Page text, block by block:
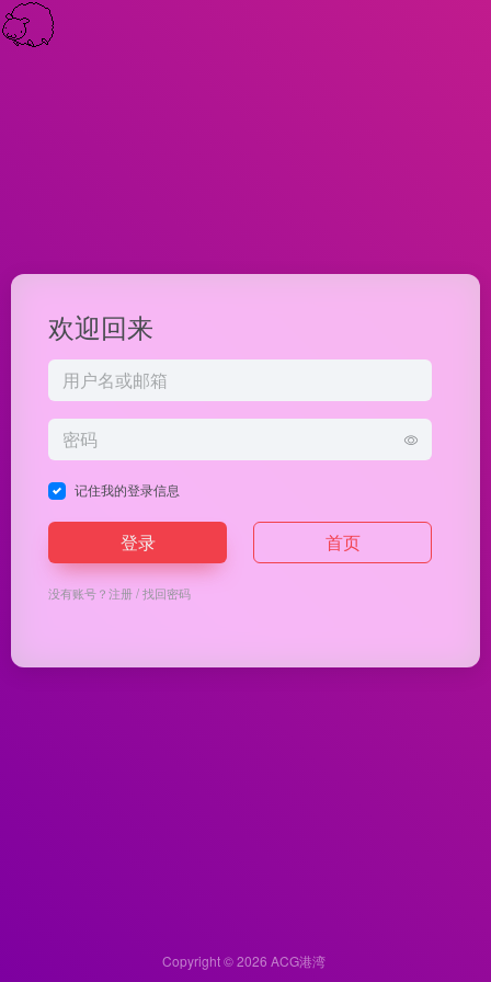
欢迎回来
记住我的登录信息
登录 首页
没有账号？注册/找回密码
Copyright © 2026 ACG港湾